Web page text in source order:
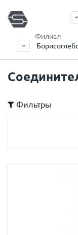
Филиал
Фильтры